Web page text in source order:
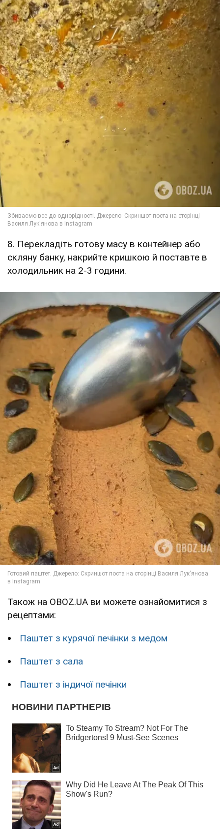
8. Перекладіть готову масу в контейнер або
скляну банку, накрийте кришкою й поставте в
холодильник на 2-3 години.
Також на OBOZ.UA ви можете ознайомитися з
рецептами:
Паштет з курячої печінки з медом
Паштет з сала
Паштет з індичої печінки